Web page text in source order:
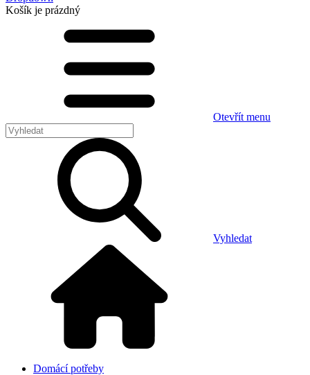
Košík je prázdný
Otevřít menu
Vyhledat
Domácí potřeby